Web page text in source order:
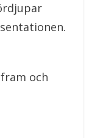
och